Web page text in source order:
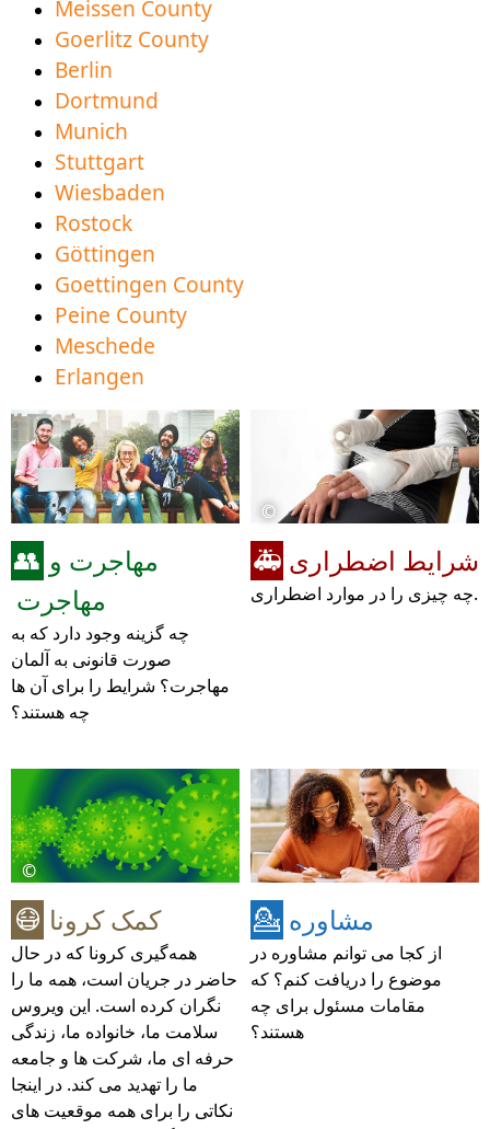
Meissen County
Goerlitz County
Berlin
Dortmund
Munich
Stuttgart
Wiesbaden
Rostock
Göttingen
Goettingen County
Peine County
Meschede
Erlangen
👥 مهاجرت و
مهاجرت
چه گزینه وجود دارد که به
صورت قانونی به آلمان
مهاجرت؟ شرایط را برای آن ها
چه هستند؟
©
🚑 شرایط اضطراری
چه چیزی را در موارد اضطراری.
©
😷 کمک کرونا
همه‌گیری کرونا که در حال
حاضر در جریان است، همه ما را
نگران کرده است. این ویروس
سلامت ما، خانواده ما، زندگی
حرفه ای ما، شرکت ها و جامعه
ما را تهدید می کند. در اینجا
نکاتی را برای همه موقعیت های
💁 مشاوره
از کجا می توانم مشاوره در
موضوع را دریافت کنم؟ که
مقامات مسئول برای چه
هستند؟